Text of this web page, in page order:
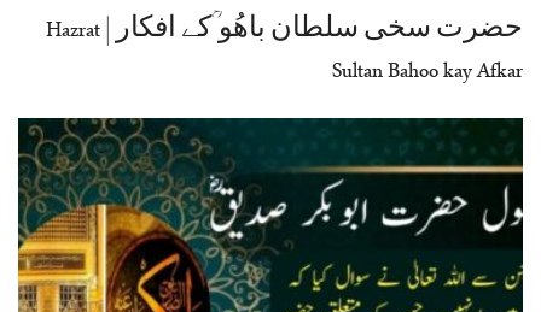
حضرت سخی سلطان باھُو ؒکے افکار | Hazrat
Sultan Bahoo kay Afkar